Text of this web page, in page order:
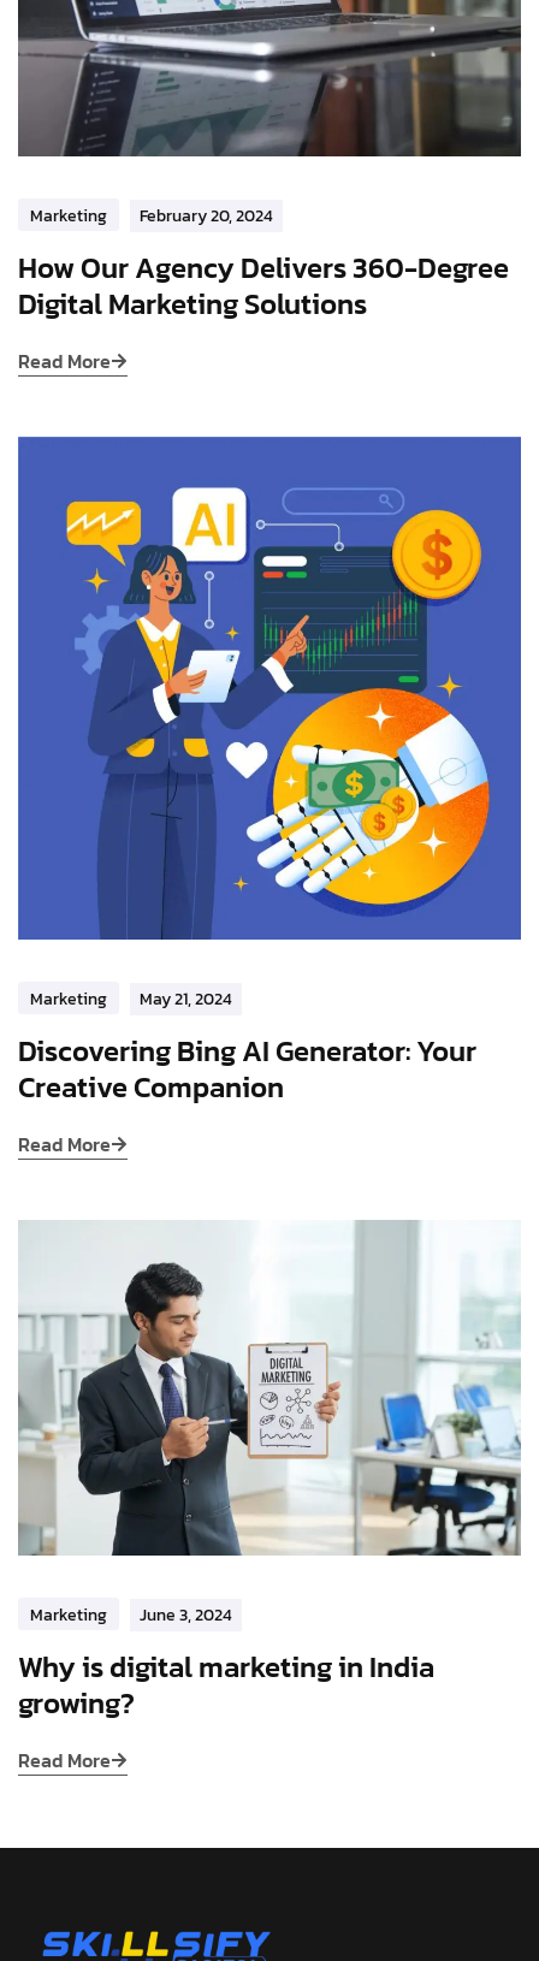
Marketing February 20, 2024
How Our Agency Delivers 360-Degree
Digital Marketing Solutions
Read More
Marketing May 21, 2024
Discovering Bing AI Generator: Your
Creative Companion
Read More
Marketing June 3, 2024
Why is digital marketing in India
growing?
Read More